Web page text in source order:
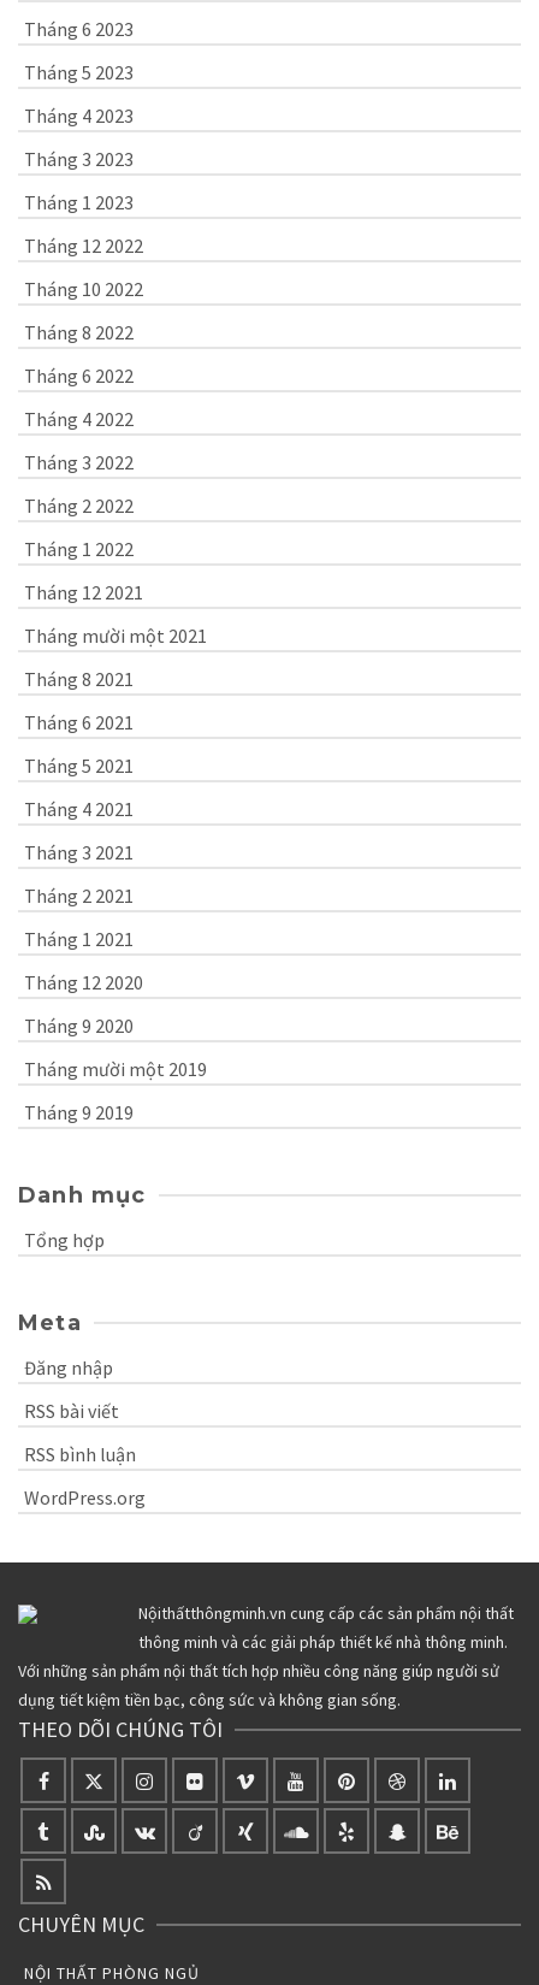
Tháng 6 2023
Tháng 5 2023
Tháng 4 2023
Tháng 3 2023
Tháng 1 2023
Tháng 12 2022
Tháng 10 2022
Tháng 8 2022
Tháng 6 2022
Tháng 4 2022
Tháng 3 2022
Tháng 2 2022
Tháng 1 2022
Tháng 12 2021
Tháng mười một 2021
Tháng 8 2021
Tháng 6 2021
Tháng 5 2021
Tháng 4 2021
Tháng 3 2021
Tháng 2 2021
Tháng 1 2021
Tháng 12 2020
Tháng 9 2020
Tháng mười một 2019
Tháng 9 2019
Danh mục
Tổng hợp
Meta
Đăng nhập
RSS bài viết
RSS bình luận
WordPress.org
Nộithấtthôngminh.vn cung cấp các sản phẩm nội thất
thông minh và các giải pháp thiết kế nhà thông minh.
Với những sản phẩm nội thất tích hợp nhiều công năng giúp người sử
dụng tiết kiệm tiền bạc, công sức và không gian sống.
THEO DÕI CHÚNG TÔI
CHUYÊN MỤC
NỘI THẤT PHÒNG NGỦ